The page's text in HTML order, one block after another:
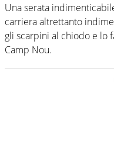
Una serata
carriera altrettanto
gli scarpini al chiodo e lo
Camp Nou.